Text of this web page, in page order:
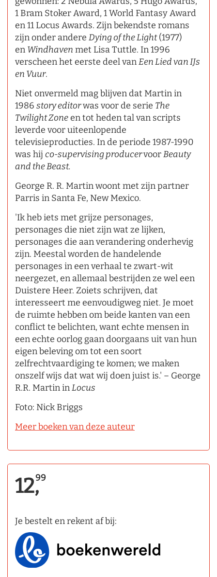
1 Bram Stoker Award, 1 World Fantasy Award
en 11 Locus Awards. Zijn bekendste romans
zijn onder andere Dying of the Light(1977)
en Windhaven met Lisa Tuttle. In 1996
verscheen het eerste deel vanEen Lied van IJs
en Vuur.
Niet onvermeld mag blijven dat Martin in
1986 story editorwas voor de serie The
Twilight Zoneen tot heden tal van scripts
leverde voor uiteenlopende
televisieproducties. In de periode 1987-1990
was hij co-supervising producervoorBeauty
and the Beast.
George R. R. Martin woont met zijn partner
Parris in Santa Fe, New Mexico.
'Ik heb iets met grijze personages,
personages die niet zijn wat ze lijken,
personages die aan verandering onderhevig
zijn. Meestal worden de handelende
personages in een verhaal te zwart-wit
neergezet, en allemaal bestrijden ze wel een
Duistere Heer. Zoiets schrijven, dat
interesseert me eenvoudigweg niet. Je moet
de ruimte hebben om beide kanten van een
conflict te belichten, want echte mensen in
een echte oorlog gaan doorgaans uit van hun
eigen beleving om tot een soort
zelfrechtvaardiging te komen; we maken
onszelf wijs dat wat wij doen juist is.' – George
R.R. Martin inLocus
Foto: Nick Briggs
Meer boeken van deze auteur
12,99
Je bestelt en rekent af bij: